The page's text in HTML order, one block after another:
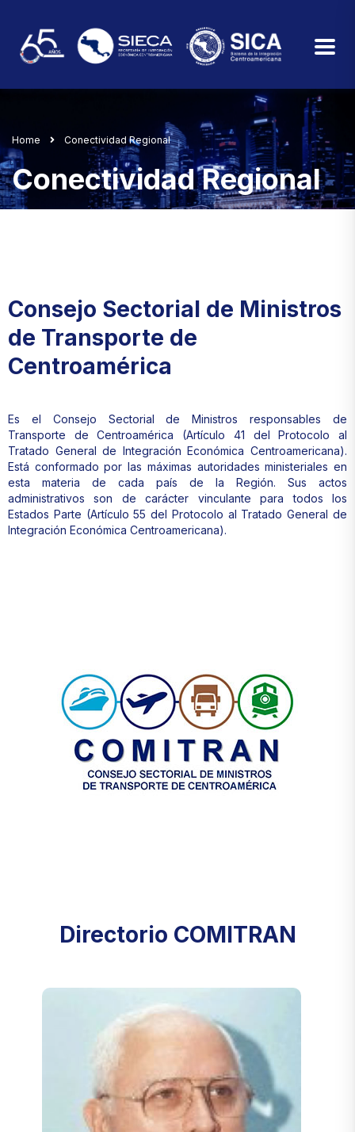
Home Conectividad Regional
Conectividad Regional
Consejo Sectorial de Ministros
de Transporte de
Centroamérica
Es el Consejo Sectorial de Ministros responsables de
Transporte de Centroamérica (Artículo 41 del Protocolo al
Tratado General de Integración Económica Centroamericana).
Está conformado por las máximas autoridades ministeriales en
esta materia de cada país de la Región. Sus actos
administrativos son de carácter vinculante para todos los
Estados Parte (Artículo 55 del Protocolo al Tratado General de
Integración Económica Centroamericana).
Directorio COMITRAN